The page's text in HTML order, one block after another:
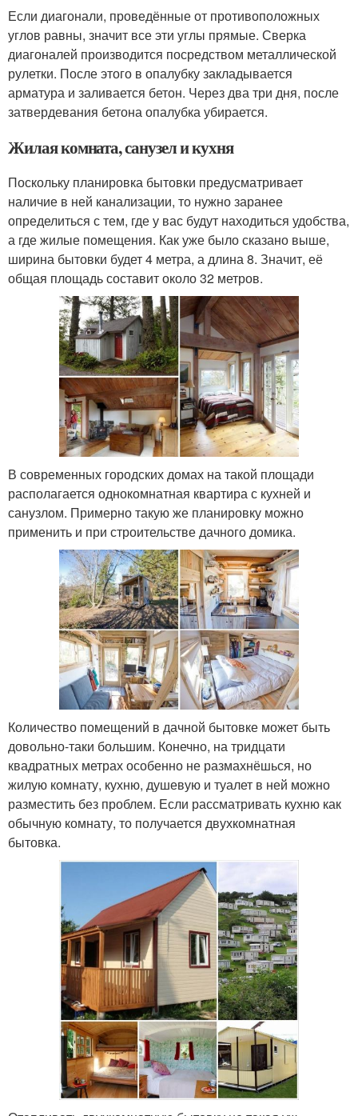
Если диагонали, проведённые от противоположных
углов равны, значит все эти углы прямые. Сверка
диагоналей производится посредством металлической
рулетки. После этого в опалубку закладывается
арматура и заливается бетон. Через два три дня, после
затвердевания бетона опалубка убирается.
Жилая комната, санузел и кухня
Поскольку планировка бытовки предусматривает
наличие в ней канализации, то нужно заранее
определиться с тем, где у вас будут находиться удобства,
а где жилые помещения. Как уже было сказано выше,
ширина бытовки будет 4 метра, а длина 8. Значит, её
общая площадь составит около 32 метров.
В современных городских домах на такой площади
располагается однокомнатная квартира с кухней и
санузлом. Примерно такую же планировку можно
применить и при строительстве дачного домика.
Количество помещений в дачной бытовке может быть
довольно-таки большим. Конечно, на тридцати
квадратных метрах особенно не размахнёшься, но
жилую комнату, кухню, душевую и туалет в ней можно
разместить без проблем. Если рассматривать кухню как
обычную комнату, то получается двухкомнатная
бытовка.